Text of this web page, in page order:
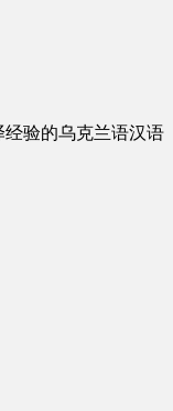
验的乌克兰语汉语